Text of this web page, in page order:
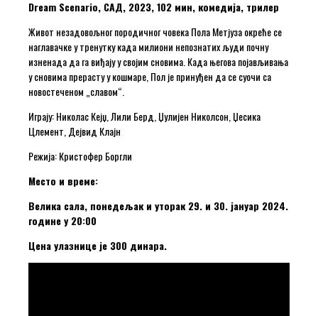
Dream Scenario, САД, 2023, 102 мин, комедија, трилер
Живот незадовољног породичног човека Пола Метјуза окреће се
наглавачке у тренутку када милиони непознатих људи почну
изненада да га виђају у својим сновима. Када његова појављивања
у сновима прерасту у кошмаре, Пол је принуђен да се суочи са
новостеченом „славом“.
Играју: Николас Кејџ, Лили Берд, Џулијен Николсон, Џесика
Цлемент, Дејвид Клајн
Режија: Кристофер Боргли
Место и време:
Велика сала, понедељак и уторак 29. и 30. јануар 2024.
године у 20:00
Цена улазнице је 300 динара.